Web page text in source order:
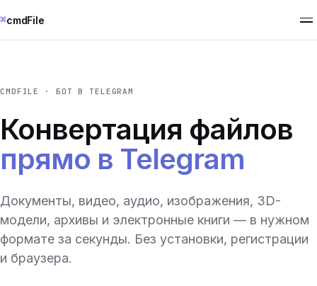
⌘cmdFile
CMDFILE · БОТ В TELEGRAM
Конвертация файлов
прямо в Telegram
Документы, видео, аудио, изображения, 3D-
модели, архивы и электронные книги — в нужном
формате за секунды. Без установки, регистрации
и браузера.